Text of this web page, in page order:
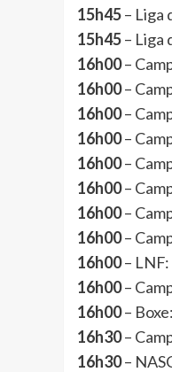
15h45– Liga
15h45– Liga
16h00–
16h00–
16h00–
16h00–
16h00–
16h00–
16h00–
16h00–
16h00–
16h00–
16h00–
16h30–
16h30–